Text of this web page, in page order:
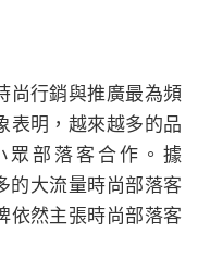
尚行銷與推廣最為頻
表明，越來越多的品
部落客合作。據
的大流量時尚部落客
依然主張時尚部落客